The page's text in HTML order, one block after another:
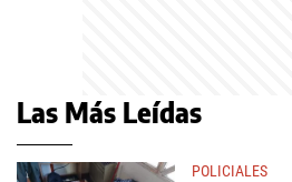
Las Más Leídas
POLICIALES